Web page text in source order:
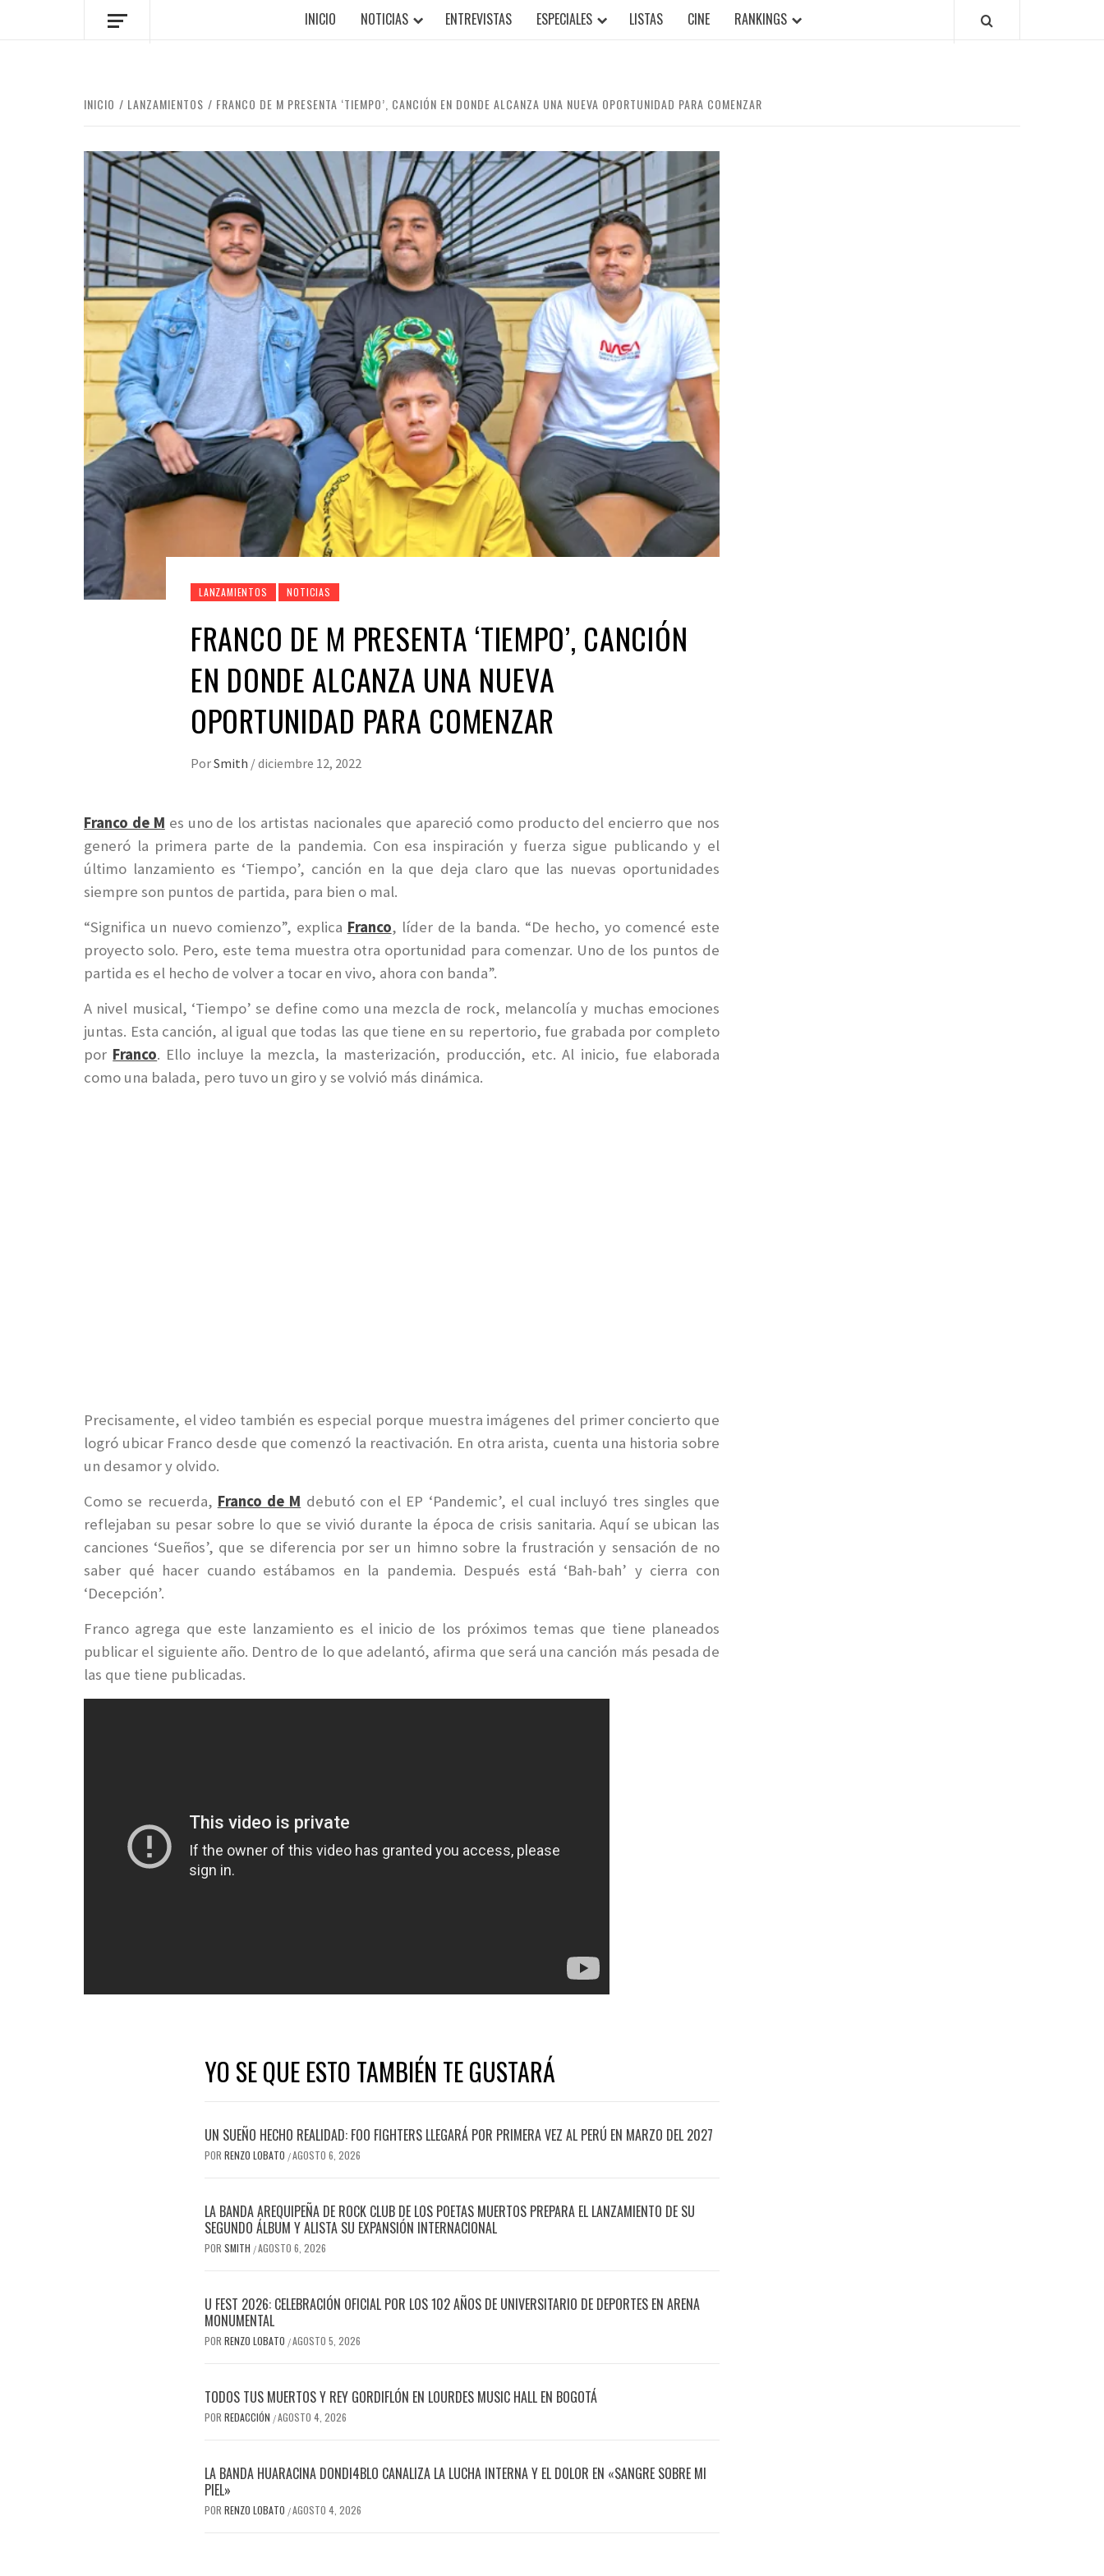
INICIO NOTICIAS ENTREVISTAS ESPECIALES LISTAS CINE RANKINGS
INICIO LANZAMIENTOS FRANCO DE M PRESENTA ‘TIEMPO’, CANCIÓN EN DONDE ALCANZA UNA NUEVA OPORTUNIDAD PARA COMENZAR
LANZAMIENTOS NOTICIAS
FRANCO DE M PRESENTA ‘TIEMPO’, CANCIÓN
EN DONDE ALCANZA UNA NUEVA
OPORTUNIDAD PARA COMENZAR
PorSmith /diciembre 12, 2022
Franco de M es uno de los artistas nacionales que apareció como producto del encierro que nos
generó la primera parte de la pandemia. Con esa inspiración y fuerza sigue publicando y el
último lanzamiento es ‘Tiempo’, canción en la que deja claro que las nuevas oportunidades
siempre son puntos de partida, para bien o mal.
“Significa un nuevo comienzo”, explica Franco, líder de la banda. “De hecho, yo comencé este
proyecto solo. Pero, este tema muestra otra oportunidad para comenzar. Uno de los puntos de
partida es el hecho de volver a tocar en vivo, ahora con banda”.
A nivel musical, ‘Tiempo’ se define como una mezcla de rock, melancolía y muchas emociones
juntas. Esta canción, al igual que todas las que tiene en su repertorio, fue grabada por completo
por Franco. Ello incluye la mezcla, la masterización, producción, etc. Al inicio, fue elaborada
como una balada, pero tuvo un giro y se volvió más dinámica.
Precisamente, el video también es especial porque muestra imágenes del primer concierto que
logró ubicar Franco desde que comenzó la reactivación. En otra arista, cuenta una historia sobre
un desamor y olvido.
Como se recuerda, Franco de M debutó con el EP ‘Pandemic’, el cual incluyó tres singles que
reflejaban su pesar sobre lo que se vivió durante la época de crisis sanitaria. Aquí se ubican las
canciones ‘Sueños’, que se diferencia por ser un himno sobre la frustración y sensación de no
saber qué hacer cuando estábamos en la pandemia. Después está ‘Bah-bah’ y cierra con
‘Decepción’.
Franco agrega que este lanzamiento es el inicio de los próximos temas que tiene planeados
publicar el siguiente año. Dentro de lo que adelantó, afirma que será una canción más pesada de
las que tiene publicadas.
YO SE QUE ESTO TAMBIÉN TE GUSTARÁ
UN SUEÑO HECHO REALIDAD: FOO FIGHTERS LLEGARÁ POR PRIMERA VEZ AL PERÚ EN MARZO DEL 2027
POR RENZO LOBATO /AGOSTO 6, 2026
LA BANDA AREQUIPEÑA DE ROCK CLUB DE LOS POETAS MUERTOS PREPARA EL LANZAMIENTO DE SU
SEGUNDO ÁLBUM Y ALISTA SU EXPANSIÓN INTERNACIONAL
POR SMITH /AGOSTO 6, 2026
U FEST 2026: CELEBRACIÓN OFICIAL POR LOS 102 AÑOS DE UNIVERSITARIO DE DEPORTES EN ARENA
MONUMENTAL
POR RENZO LOBATO /AGOSTO 5, 2026
TODOS TUS MUERTOS Y REY GORDIFLÓN EN LOURDES MUSIC HALL EN BOGOTÁ
POR REDACCIÓN /AGOSTO 4, 2026
LA BANDA HUARACINA DONDI4BLO CANALIZA LA LUCHA INTERNA Y EL DOLOR EN «SANGRE SOBRE MI
PIEL»
POR RENZO LOBATO /AGOSTO 4, 2026